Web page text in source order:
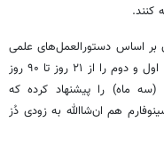
کنند.
بر اساس دستورالعمل‌های علمی
که حتی در خود سایت واکسن هم است، فاصله اول و دوم را از ۲۱ روز تا ۹۰ روز
آسترازنکا هم که ۱۲ هفته (سه ماه) را پیشنهاد کرده که
هم ان‌شاالله به زودی دُز